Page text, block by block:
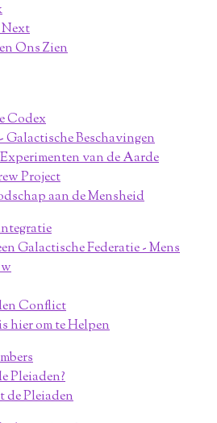
Ons Zien
Codex
Galactische Beschavingen
van de Aarde
Project
aan de Mensheid
Galactische Federatie - Mens
Conflict
hier om te Helpen
Pleiaden?
de Pleiaden